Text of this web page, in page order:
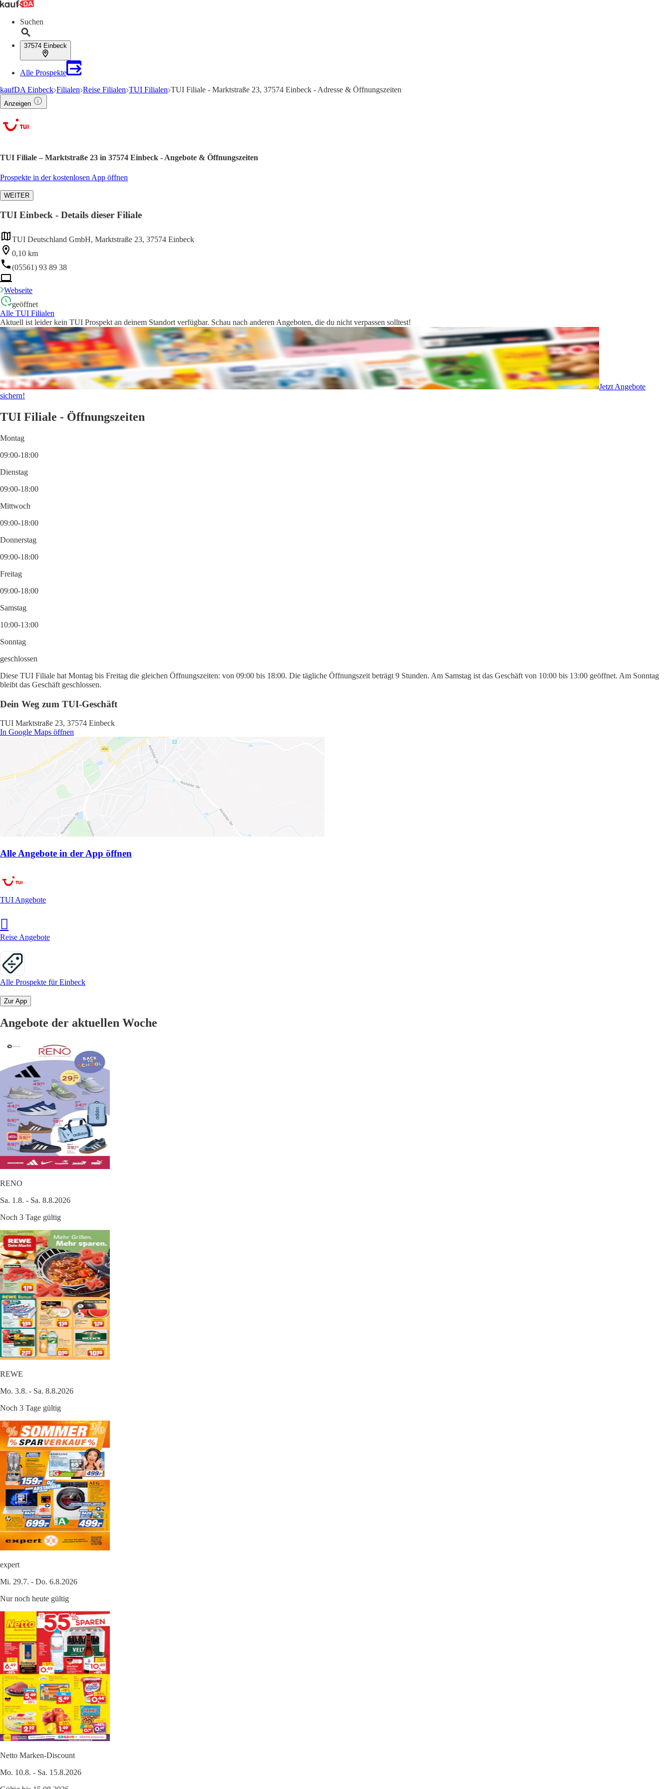
Suchen
37574 Einbeck
Alle Prospekte
kaufDA Einbeck Filialen Reise Filialen TUI Filialen TUI Filiale - Marktstraße 23, 37574 Einbeck - Adresse & Öffnungszeiten
Anzeigen
TUI Filiale – Marktstraße 23 in 37574 Einbeck - Angebote & Öffnungszeiten
Prospekte in der kostenlosen App öffnen
WEITER
TUI Einbeck - Details dieser Filiale
TUI Deutschland GmbH, Marktstraße 23, 37574 Einbeck
0,10 km
(05561) 93 89 38
Webseite
geöffnet
Alle TUI Filialen
Aktuell ist leider kein TUI Prospekt an deinem Standort verfügbar. Schau nach anderen Angeboten, die du nicht verpassen solltest!
Jetzt Angebote
sichern!
TUI Filiale - Öffnungszeiten
Montag
09:00-18:00
Dienstag
09:00-18:00
Mittwoch
09:00-18:00
Donnerstag
09:00-18:00
Freitag
09:00-18:00
Samstag
10:00-13:00
Sonntag
geschlossen
Diese TUI Filiale hat Montag bis Freitag die gleichen Öffnungszeiten: von 09:00 bis 18:00. Die tägliche Öffnungszeit beträgt 9 Stunden. Am Samstag ist das Geschäft von 10:00 bis 13:00 geöffnet. Am Sonntag
bleibt das Geschäft geschlossen.
Dein Weg zum TUI-Geschäft
TUI Marktstraße 23, 37574 Einbeck
In Google Maps öffnen
Alle Angebote in der App öffnen
TUI Angebote
Reise Angebote
Alle Prospekte für Einbeck
Zur App
Angebote der aktuellen Woche
RENO
Sa. 1.8. - Sa. 8.8.2026
Noch 3 Tage gültig
REWE
Mo. 3.8. - Sa. 8.8.2026
Noch 3 Tage gültig
expert
Mi. 29.7. - Do. 6.8.2026
Nur noch heute gültig
Netto Marken-Discount
Mo. 10.8. - Sa. 15.8.2026